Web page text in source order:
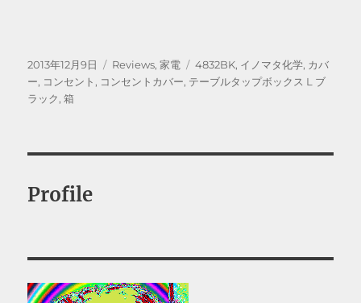
投
稿
日:
2013年12月9日
カ
テ
Reviews,家電
タ
グ
4832BK, イノマタ化学, カバ
ー, コンセント , コンセントカバー, テーブルタップボックス L ブ
ラック,箱
Profile